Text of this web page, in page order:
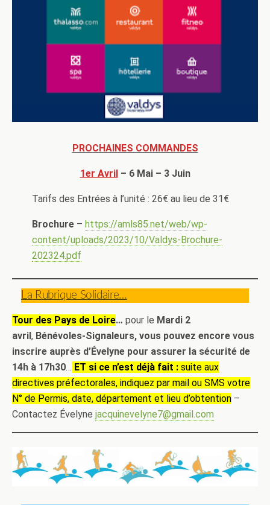
PROCHAINES COMMANDES
1er Avril– 6 Mai – 3 Juin
Tarifs des Entrées à l’unité : 26€ au lieu de 31€
Brochure– https://amls85.net/web/wp-
content/uploads/2023/10/Valdys-Brochure-
202324.pdf
La Rubrique Solidaire…
Tour des Pays de Loire… pour le Mardi 2
avril, Bénévoles-Signaleurs, vous pouvez encore vous
inscrire auprès d’Évelyne pour assurer la sécurité de
14h à 17h30… ET si ce n’est déjà fait : suite aux
directives préfectorales, indiquez par mail ou SMS votre
N° de Permis, date, département et lieu d’obtention –
Contactez Évelyne jacquinevelyne7@gmail.com